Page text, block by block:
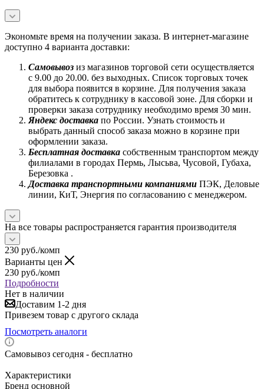
Экономьте время на получении заказа. В интернет-магазине
доступно 4 варианта доставки:
Самовывоз из магазинов торговой сети осуществляется
с 9.00 до 20.00. без выходных. Список торговых точек
для выбора появится в корзине. Для получения заказа
обратитесь к сотруднику в кассовой зоне. Для сборки и
проверки заказа сотруднику необходимо время 30 мин.
Яндекс доставка по России. Узнать стоимость и
выбрать данный способ заказа можно в корзине при
оформлении заказа.
Бесплатная доставка собственным транспортом между
филиалами в городах Пермь, Лысьва, Чусовой, Губаха,
Березовка .
Доставка транспортными компаниями ПЭК, Деловые
линии, КиТ, Энергия по согласованию с менеджером.
На все товары распространяется гарантия производителя
230 руб./комп
Варианты цен
230 руб./комп
Подробности
Нет в наличии
Доставим 1-2 дня
Привезем товар с другого склада
Посмотреть аналоги
Самовывоз сегодня - бесплатно
Характеристики
Бренд основной